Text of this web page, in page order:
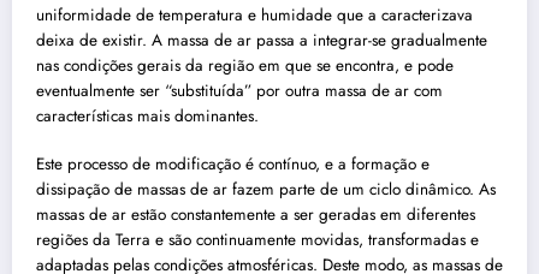
uniformidade de temperatura e humidade que a caracterizava
deixa de existir. A massa de ar passa a integrar-se gradualmente
nas condições gerais da região em que se encontra, e pode
eventualmente ser “substituída” por outra massa de ar com
características mais dominantes.
Este processo de modificação é contínuo, e a formação e
dissipação de massas de ar fazem parte de um ciclo dinâmico. As
massas de ar estão constantemente a ser geradas em diferentes
regiões da Terra e são continuamente movidas, transformadas e
adaptadas pelas condições atmosféricas. Deste modo, as massas de